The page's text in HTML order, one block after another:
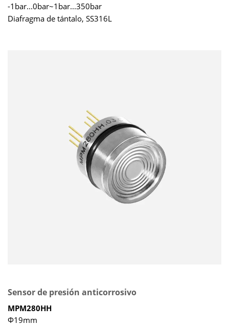
-1bar...0bar~1bar...350bar
Diafragma de tántalo, SS316L
Sensor de presión anticorrosivo
MPM280HH
Φ19mm